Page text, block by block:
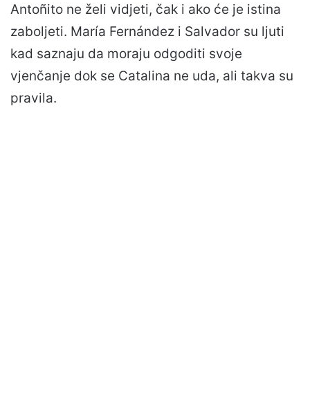
Antoñito ne želi vidjeti, čak i ako će je istina
zaboljeti. María Fernández i Salvador su ljuti
kad saznaju da moraju odgoditi svoje
vjenčanje dok se Catalina ne uda, ali takva su
pravila.